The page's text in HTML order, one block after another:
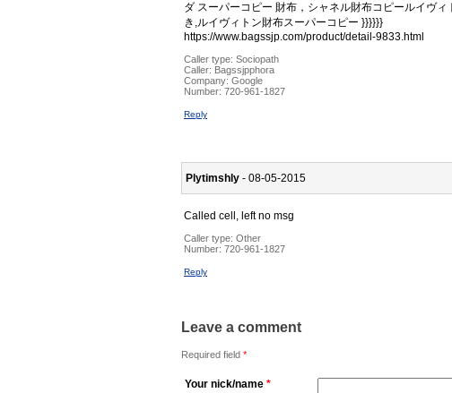
ダ スーパーコピー 財布，シャネル財布コピールイヴィ
き,ルイヴィトン財布スーパーコピー }}}}}}
https://www.bagssjp.com/product/detail-9833.html
Caller type: Sociopath
Caller: Bagssjpphora
Company: Google
Number: 720-961-1827
Reply
Plytimshly - 08-05-2015
Called cell, left no msg
Caller type: Other
Number: 720-961-1827
Reply
Leave a comment
Required field *
Your nick/name *